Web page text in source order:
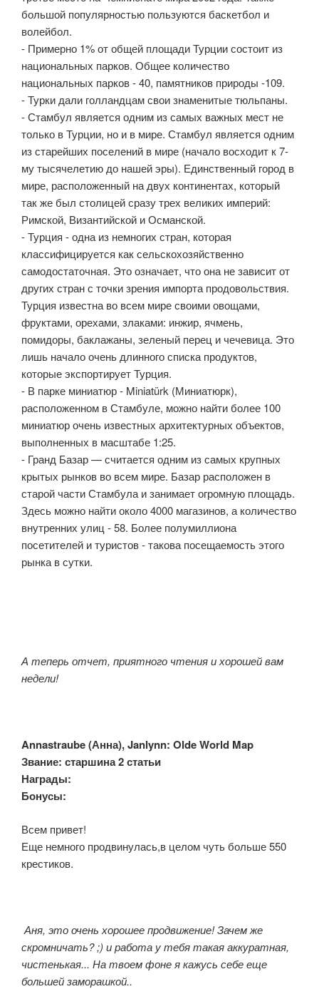
большой популярностью пользуются баскетбол и
волейбол.
- Примерно 1% от общей площади Турции состоит из
национальных парков. Общее количество
национальных парков - 40, памятников природы -109.
- Турки дали голландцам свои знаменитые тюльпаны.
- Стамбул является одним из самых важных мест не
только в Турции, но и в мире. Стамбул является одним
из старейших поселений в мире (начало восходит к 7-
му тысячелетию до нашей эры). Единственный город в
мире, расположенный на двух континентах, который
так же был столицей сразу трех великих империй:
Римской, Византийской и Османской.
- Турция - одна из немногих стран, которая
классифицируется как сельскохозяйственно
самодостаточная. Это означает, что она не зависит от
других стран с точки зрения импорта продовольствия.
Турция известна во всем мире своими овощами,
фруктами, орехами, злаками: инжир, ячмень,
помидоры, баклажаны, зеленый перец и чечевица. Это
лишь начало очень длинного списка продуктов,
которые экспортирует Турция.
- В парке миниатюр - Miniatürk (Миниатюрк),
расположенном в Стамбуле, можно найти более 100
миниатюр очень известных архитектурных объектов,
выполненных в масштабе 1:25.
- Гранд Базар — считается одним из самых крупных
крытых рынков во всем мире. Базар расположен в
старой части Стамбула и занимает огромную площадь.
Здесь можно найти около 4000 магазинов, а количество
внутренних улиц - 58. Более полумиллиона
посетителей и туристов - такова посещаемость этого
рынка в сутки.
А теперь отчет, приятного чтения и хорошей вам
недели!
Annastraube (Анна), Janlynn: Olde World Map
Звание: старшина 2 статьи
Награды:
Бонусы:
Всем привет!
Еще немного продвинулась,в целом чуть больше 550
крестиков.
Аня, это очень хорошее продвижение! Зачем же
скромничать? ;) и работа у тебя такая аккуратная,
чистенькая... На твоем фоне я кажусь себе еще
большей заморашкой..